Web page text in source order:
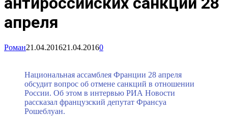
апреля
Роман21.04.201621.04.20160
Национальная ассамблея Франции 28 апреля
обсудит вопрос об отмене санкций в отношении
России. Об этом в интервью РИА Новости
рассказал французский депутат Франсуа
Рошеблуан.